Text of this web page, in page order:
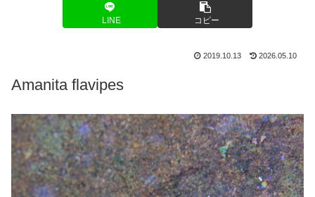
LINE コピー
2019.10.13 2026.05.10
Amanita flavipes